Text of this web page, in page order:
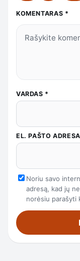
KOMENTARAS *
VARDAS *
EL. PAŠTO
Noriu savo
adresą, kad jų
norėsiu parašyti